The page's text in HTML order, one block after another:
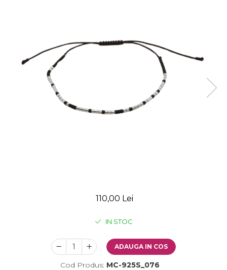
110,00 Lei
IN STOC
ADAUGA IN COS
Cod Produs: MC-925S_076